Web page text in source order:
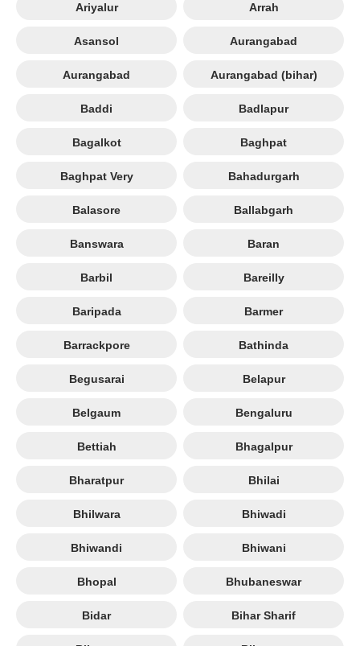
Ariyalur Arrah
Asansol Aurangabad
Aurangabad Aurangabad (bihar)
Baddi Badlapur
Bagalkot Baghpat
Baghpat Very Bahadurgarh
Balasore Ballabgarh
Banswara Baran
Barbil Bareilly
Baripada Barmer
Barrackpore Bathinda
Begusarai Belapur
Belgaum Bengaluru
Bettiah Bhagalpur
Bharatpur Bhilai
Bhilwara Bhiwadi
Bhiwandi Bhiwani
Bhopal Bhubaneswar
Bidar Bihar Sharif